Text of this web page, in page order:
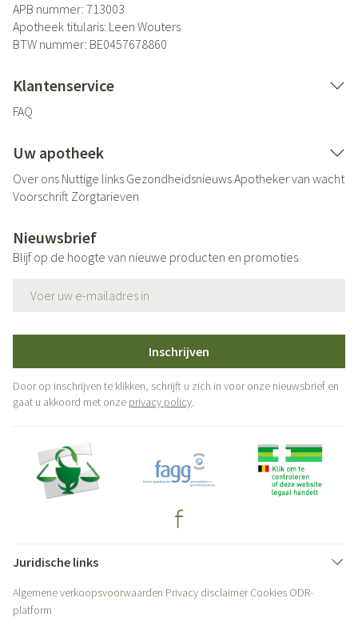
APB nummer: 713003
Apotheek titularis: Leen Wouters
BTW nummer: BE0457678860
Klantenservice
FAQ
Uw apotheek
Over ons Nuttige links GezondheidsnieuwsApotheker van wacht
Voorschrift Zorgtarieven
Nieuwsbrief
Blijf op de hoogte van nieuwe producten en promoties
Inschrijven
Door op inschrijven te klikken, schrijft u zich in voor onze nieuwsbrief en
gaat u akkoord met onze privacy policy.
Juridische links
Algemene verkoopsvoorwaarden Privacy disclaimer Cookies ODR-
platform